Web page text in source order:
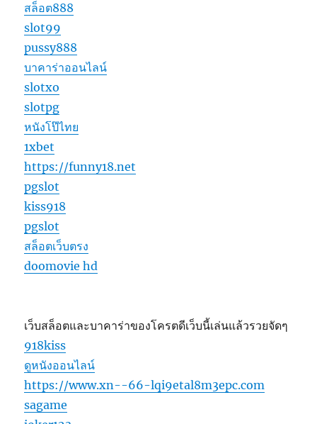
สล็อต888
slot99
pussy888
บาคาร่าออนไลน์
slotxo
slotpg
หนังโป๊ไทย
1xbet
https://funny18.net
pgslot
kiss918
pgslot
สล็อตเว็บตรง
doomovie hd
เว็บสล็อตและบาคาร่าของโครตดีเว็บนี้เล่นแล้วรวยจัดๆ
918kiss
ดูหนังออนไลน์
https://www.xn--66-lqi9etal8m3epc.com
sagame